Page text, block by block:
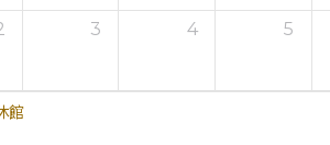
3 4 5
館